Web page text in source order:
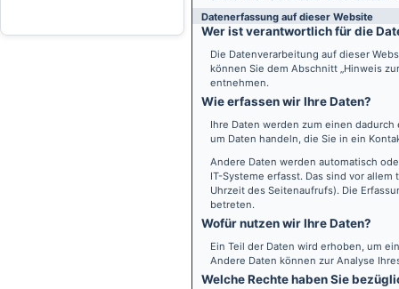
Datenerfassung auf dieser Website
Wer ist verantwortlich für die
Die Datenverarbeitung auf dieser
können Sie dem Abschnitt „Hinweis
entnehmen.
Wie erfassen wir Ihre Daten?
Ihre Daten werden zum einen
um Daten handeln, die Sie in ein
Andere Daten werden automatisch
IT-Systeme erfasst. Das sind vor
Uhrzeit des Seitenaufrufs). Die
betreten.
Wofür nutzen wir Ihre Daten?
Ein Teil der Daten wird erhoben, um
Andere Daten können zur Analyse
Welche Rechte haben Sie